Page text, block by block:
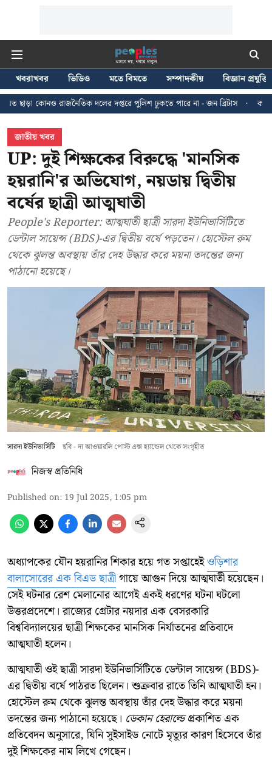
খবরাখবর ভিডিও মতে বিমতে সম্পাদকীয়
বিজ্ঞান প্রযুক্তি
দলের দপ্তরে পুলিশ ঢুকতে পারে না - জন ব্রিটাস
কলকাতায় ২৪ জুলাইয়ের
জাতীয় খবর
UP: দুই শিক্ষকের বিরুদ্ধে 'মানসিক
হয়রানি'র অভিযোগ, নয়ডায় দ্বিতীয়
বর্ষের ছাত্রী আত্মঘাতী
People's Reporter: আত্মঘাতী ছাত্রী সারদা ইউনিভার্সিটিতে
ডেন্টাল সায়েন্স (BDS)-এর দ্বিতীয় বর্ষে পড়তেন। হোস্টেল রুম
থেকে ঝুলন্ত অবস্থায় তাঁর দেহ উদ্ধার করে ময়না তদন্তের জন্য
পাঠানো হয়েছে।
সারদা ইউনিভার্সিটি ছবি - দ্য আওয়ারলি পোস্ট এক্স হ্যান্ডেল থেকে সংগৃহীত
নিজস্ব প্রতিনিধি
Published on: 19 Jul 2025, 1:05 pm
অধ্যাপকের যৌন হয়রানির শিকার হয়ে গত সপ্তাহেইওড়িশার
বালাসোরের এক বিএড ছাত্রীগায়ে আগুন দিয়ে আত্মঘাতী হয়েছেন।
সেই ঘটনার রেশ মেলানোর আগেই একই ধরণের ঘটনা ঘটলো
উত্তরপ্রদেশে। রাজ্যের গ্রেটার নয়দার এক বেসরকারি
বিশ্ববিদ্যালয়ের ছাত্রী শিক্ষকের মানসিক নির্যাতনের প্রতিবাদে
আত্মঘাতী হলেন।
আত্মঘাতী ওই ছাত্রী সারদা ইউনিভার্সিটিতে ডেন্টাল সায়েন্স (BDS)-
এর দ্বিতীয় বর্ষে পাঠরত ছিলেন। শুক্রবার রাতে তিনি আত্মঘাতী হন।
হোস্টেল রুম থেকে ঝুলন্ত অবস্থায় তাঁর দেহ উদ্ধার করে ময়না
তদন্তের জন্য পাঠানো হয়েছে। ডেকান হেরাল্ডেপ্রকাশিত এক
প্রতিবেদন অনুসারে, যিনি সুইসাইড নোটে মৃত্যুর কারণ হিসেবে তাঁর
দুই শিক্ষকের নাম লিখে গেছেন।